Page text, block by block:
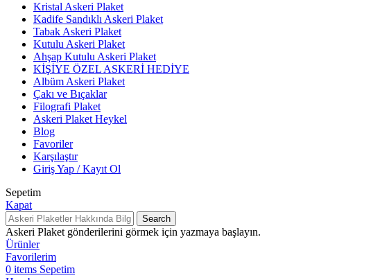
Kristal Askeri Plaket
Kadife Sandıklı Askeri Plaket
Tabak Askeri Plaket
Kutulu Askeri Plaket
Ahşap Kutulu Askeri Plaket
KİŞİYE ÖZEL ASKERİ HEDİYE
Albüm Askeri Plaket
Çakı ve Bıçaklar
Filografi Plaket
Askeri Plaket Heykel
Blog
Favoriler
Karşılaştır
Giriş Yap / Kayıt Ol
Sepetim
Kapat
Search
Askeri Plaket gönderilerini görmek için yazmaya başlayın.
Ürünler
Favorilerim
0 items Sepetim